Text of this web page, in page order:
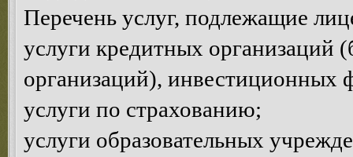
Перечень услуг, подлежащие
услуги кредитных организаций
организаций), инвестиционных
услуги по страхованию;
услуги образовательных